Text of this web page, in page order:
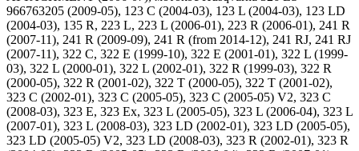
966763205 (2009-05), 123 C (2004-03), 123 L (2004-03), 123 LD
(2004-03), 135 R, 223 L, 223 L (2006-01), 223 R (2006-01), 241 R
(2007-11), 241 R (2009-09), 241 R (from 2014-12), 241 RJ, 241 RJ
(2007-11), 322 C, 322 E (1999-10), 322 E (2001-01), 322 L (1999-
03), 322 L (2000-01), 322 L (2002-01), 322 R (1999-03), 322 R
(2000-05), 322 R (2001-02), 322 T (2000-05), 322 T (2001-02),
323 C (2002-01), 323 C (2005-05), 323 C (2005-05) V2, 323 C
(2008-03), 323 E, 323 Ex, 323 L (2005-05), 323 L (2006-04), 323 L
(2007-01), 323 L (2008-03), 323 LD (2002-01), 323 LD (2005-05),
323 LD (2005-05) V2, 323 LD (2008-03), 323 R (2002-01), 323 R